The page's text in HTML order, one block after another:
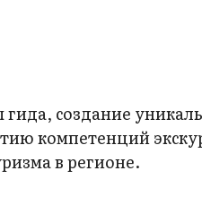
создание
компетенций
в регионе.